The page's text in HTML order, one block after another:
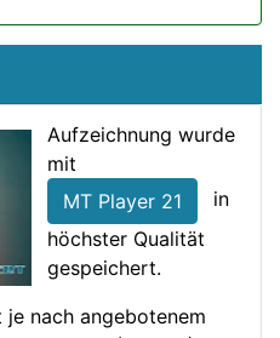
Aufzeichnung wurde
mit
MT Player 21
in
höchster Qualität
gespeichert.
nach angebotenem